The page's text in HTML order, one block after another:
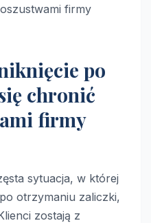
firmy
po
chronić
firmy
sytuacja, w której
otrzymaniu zaliczki,
zostają z